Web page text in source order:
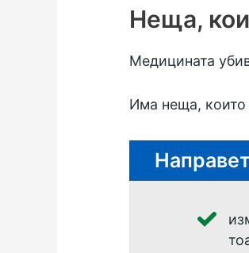
Неща,
Медицината
Има неща, които